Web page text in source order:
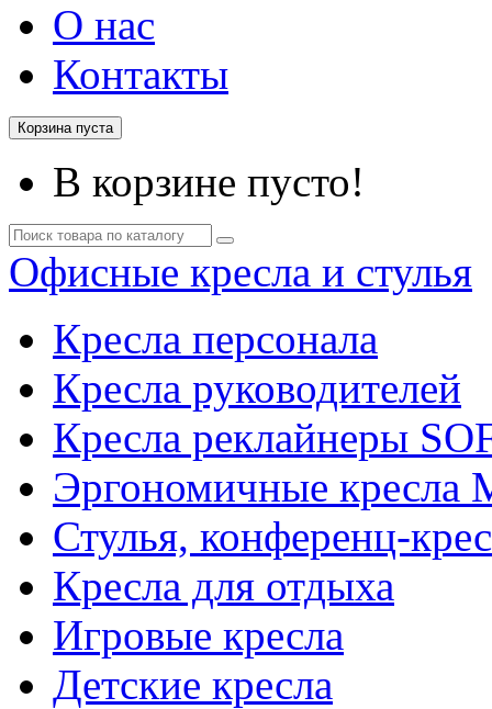
О нас
Контакты
Корзина пуста
В корзине пусто!
Офисные кресла и стулья
Кресла персонала
Кресла руководителей
Кресла реклайнеры
Эргономичные
Стулья, конференц-
Кресла для отдыха
Игровые кресла
Детские кресла